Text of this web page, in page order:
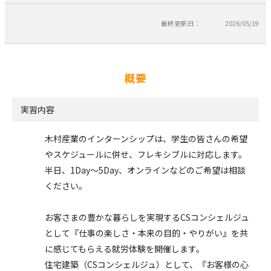
最終更新日： 2026/05/19
概要
実習内容
木村産業のインターンシップは、学生の皆さんの希望
やスケジュールに併せ、フレキシブルに対応します。
半日、1Day～5Day、オンラインなどのご希望は相談
ください。
お客さまの豊かな暮らしを実現するCSコンシェルジュ
として『仕事の楽しさ・本来の目的・やりがい』を共
に感じてもらえる就労体験を開催します。
住宅建築（CSコンシェルジュ）として、『お客様の心